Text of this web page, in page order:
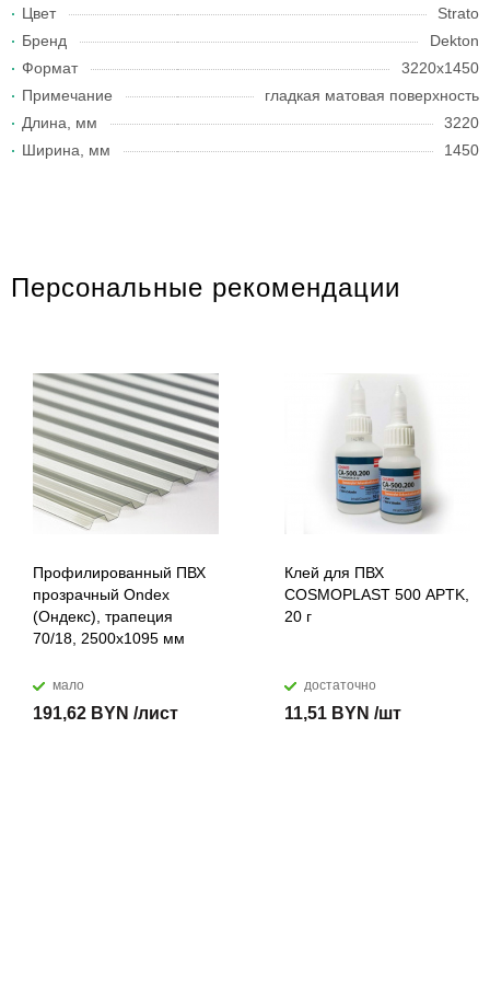
Цвет
Strato
Бренд
Dekton
Формат
3220x1450
Примечание
гладкая матовая поверхность
Длина, мм
3220
Ширина, мм
1450
Персональные рекомендации
Профилированный ПВХ
прозрачный Ondex
(Ондекс), трапеция
70/18, 2500х1095 мм
мало
191,62 BYN /лист
Клей для ПВХ
COSMOPLAST 500 APTK,
20 г
достаточно
11,51 BYN /шт